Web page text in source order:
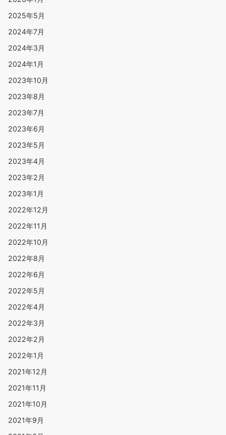
2025年5月
2024年7月
2024年3月
2024年1月
2023年10月
2023年8月
2023年7月
2023年6月
2023年5月
2023年4月
2023年2月
2023年1月
2022年12月
2022年11月
2022年10月
2022年8月
2022年6月
2022年5月
2022年4月
2022年3月
2022年2月
2022年1月
2021年12月
2021年11月
2021年10月
2021年9月